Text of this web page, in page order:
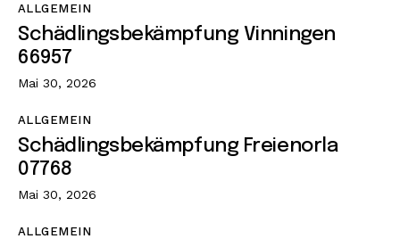
ALLGEMEIN
Schädlingsbekämpfung Vinningen
66957
Mai 30, 2026
ALLGEMEIN
Schädlingsbekämpfung Freienorla
07768
Mai 30, 2026
ALLGEMEIN